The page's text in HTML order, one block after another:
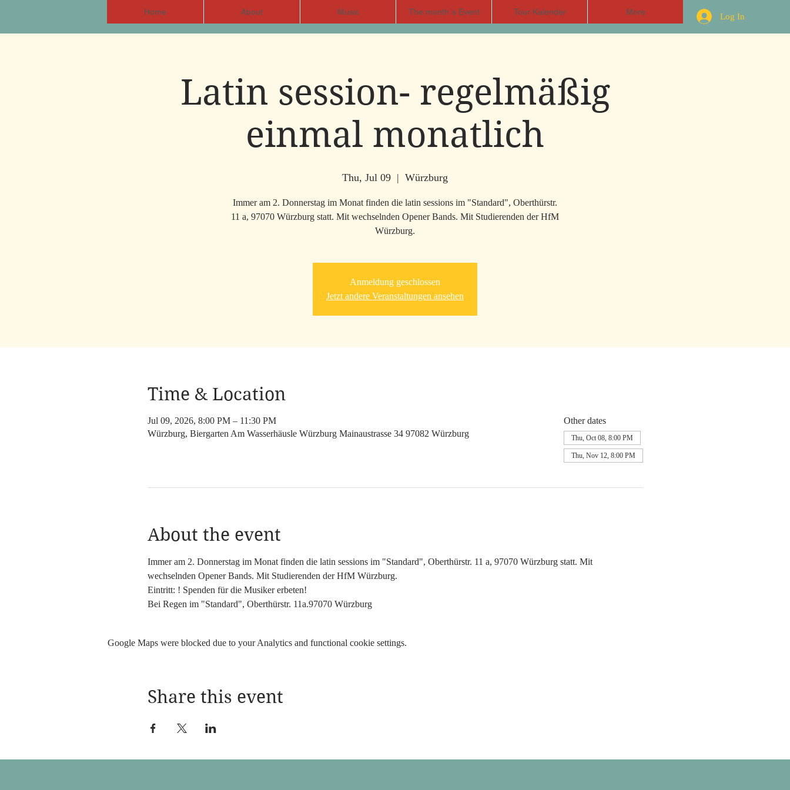
Home About Music The month´s Event Tour Kalender More Log In
Latin session- regelmäßig
einmal monatlich
Thu, Jul 09
  |
Würzburg
Immer am 2. Donnerstag im Monat finden die latin sessions im "Standard", Oberthürstr.
11 a, 97070 Würzburg statt. Mit wechselnden Opener Bands. Mit Studierenden der HfM
Würzburg.
Anmeldung geschlossen
Jetzt andere Veranstaltungen ansehen
Time & Location
Jul 09, 2026, 8:00 PM – 11:30 PM
Würzburg, Biergarten Am Wasserhäusle Würzburg Mainaustrasse 34 97082 Würzburg
Other dates
Thu, Oct 08, 8:00 PM
Thu, Nov 12, 8:00 PM
About the event
Immer am 2. Donnerstag im Monat finden die latin sessions im "Standard", Oberthürstr. 11 a, 97070 Würzburg statt. Mit
wechselnden Opener Bands. Mit Studierenden der HfM Würzburg.
Eintritt: ! Spenden für die Musiker erbeten!
Bei Regen im "Standard", Oberthürstr. 11a.97070 Würzburg
Google Maps were blocked due to your Analytics and functional cookie settings.
Share this event